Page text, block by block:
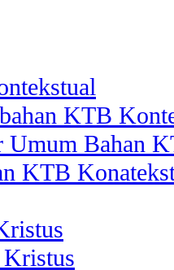
KTB
Umum Bahan
KTB
Kristus